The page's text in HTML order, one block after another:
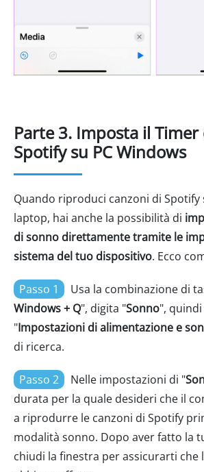
Parte 3. Imposta il
Spotify su PC Windows
Quando riproduci canzoni di Spotify
laptop, hai anche la possibilità di
di sonno direttamente tramite le
sistema del tuo dispositivo. Ecco
Passo 1 Usa la combinazione di
Windows + Q", digita "Sonno", quindi
"Impostazioni di alimentazione e
di ricerca.
Passo 2 Nelle impostazioni di "
durata per la quale desideri che il
a riprodurre le canzoni di Spotify
modalità sonno. Dopo aver fatto la
chiudi la finestra per assicurarti che